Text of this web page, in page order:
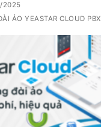
2025
ẢO YEASTAR CLOUD PBX